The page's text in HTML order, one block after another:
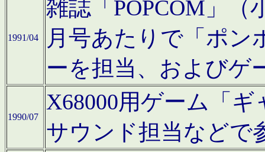
1991/04
雑誌「POPCOM」（
月号あたりで「ポン
ーを担当、およびゲ
1990/07
X68000用ゲーム「
サウンド担当などで